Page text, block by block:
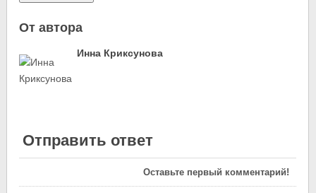
От автора
Инна Криксунова
Отправить ответ
Оставьте первый комментарий!